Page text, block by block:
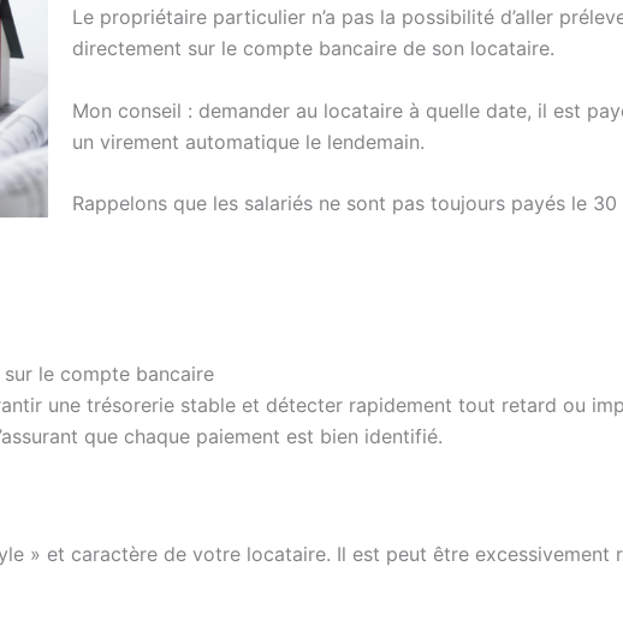
Le propriétaire particulier n’a pas la possibilité d’aller
directement sur le compte bancaire de son locataire.
Mon conseil : demander au locataire à quelle date, il est
un virement automatique le lendemain.
Rappelons que les salariés ne sont pas toujours payés le
le compte bancaire
une trésorerie stable et détecter rapidement tout retard ou
que chaque paiement est bien identifié.
» et caractère de votre locataire. Il est peut être excessivement